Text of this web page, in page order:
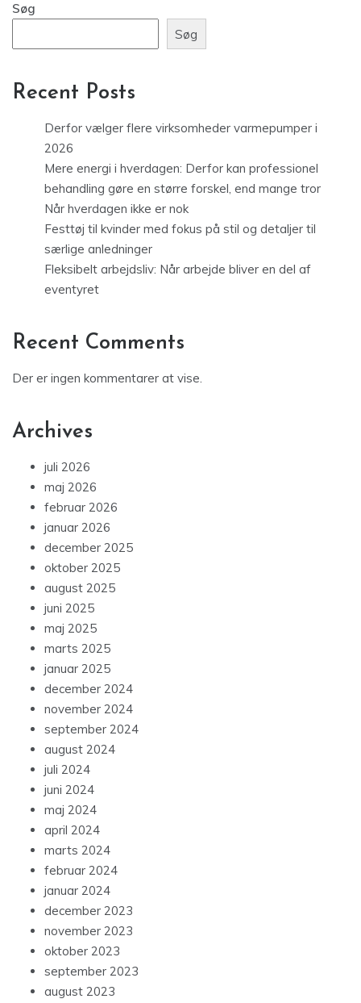
Søg
Søg
Recent Posts
Derfor vælger flere virksomheder varmepumper i
2026
Mere energi i hverdagen: Derfor kan professionel
behandling gøre en større forskel, end mange tror
Når hverdagen ikke er nok
Festtøj til kvinder med fokus på stil og detaljer til
særlige anledninger
Fleksibelt arbejdsliv: Når arbejde bliver en del af
eventyret
Recent Comments
Der er ingen kommentarer at vise.
Archives
juli 2026
maj 2026
februar 2026
januar 2026
december 2025
oktober 2025
august 2025
juni 2025
maj 2025
marts 2025
januar 2025
december 2024
november 2024
september 2024
august 2024
juli 2024
juni 2024
maj 2024
april 2024
marts 2024
februar 2024
januar 2024
december 2023
november 2023
oktober 2023
september 2023
august 2023